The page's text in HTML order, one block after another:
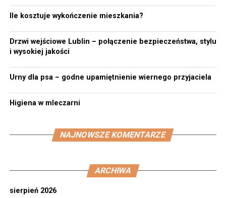
Ile kosztuje wykończenie mieszkania?
Drzwi wejściowe Lublin – połączenie bezpieczeństwa, stylu
i wysokiej jakości
Urny dla psa – godne upamiętnienie wiernego przyjaciela
Higiena w mleczarni
NAJNOWSZE KOMENTARZE
ARCHIWA
sierpień 2026